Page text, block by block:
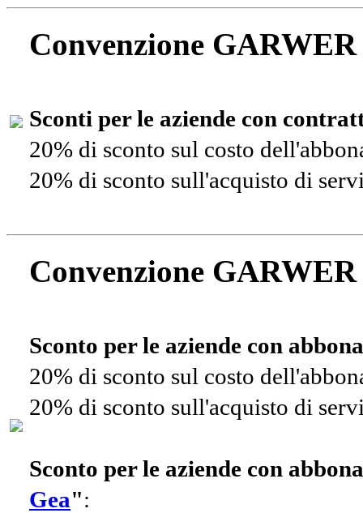
Convenzione
Sconti per le aziende con
20% di sconto sul costo
20% di sconto sull'acquisto di
Convenzione
Sconto per le aziende con
20% di sconto sul costo
20% di sconto sull'acquisto di
Sconto per le aziende con
Gea":